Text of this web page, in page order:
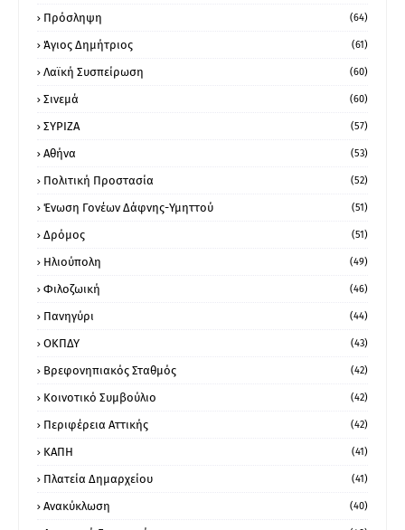
Πρόσληψη (64)
Άγιος Δημήτριος (61)
Λαϊκή Συσπείρωση (60)
Σινεμά (60)
ΣΥΡΙΖΑ (57)
Αθήνα (53)
Πολιτική Προστασία (52)
Ένωση Γονέων Δάφνης-Υμηττού (51)
Δρόμος (51)
Ηλιούπολη (49)
Φιλοζωική (46)
Πανηγύρι (44)
ΟΚΠΔΥ (43)
Βρεφονηπιακός Σταθμός (42)
Κοινοτικό Συμβούλιο (42)
Περιφέρεια Αττικής (42)
ΚΑΠΗ (41)
Πλατεία Δημαρχείου (41)
Ανακύκλωση (40)